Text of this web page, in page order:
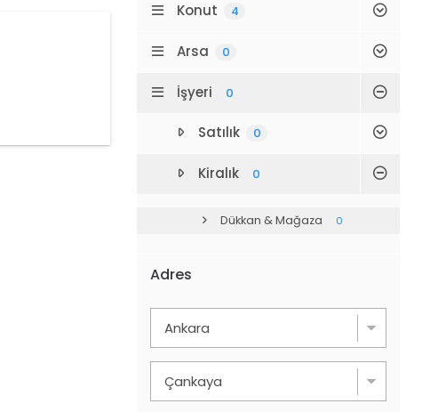
Konut 4
Arsa 0
İşyeri 0
Satılık 0
Kiralık 0
Dükkan & Mağaza 0
Adres